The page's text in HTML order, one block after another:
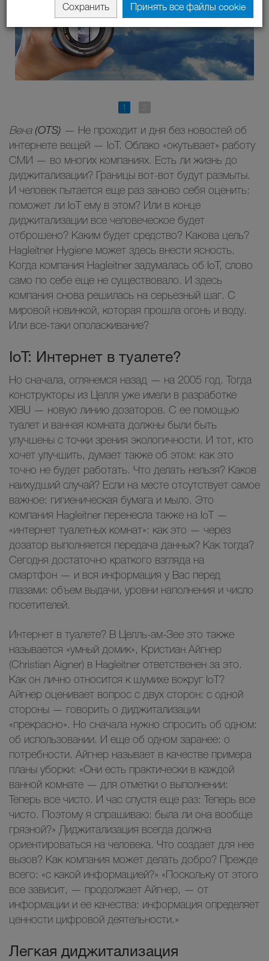
Вена (OTS) — Не проходит и дня без новостей об
интернете вещей — IoT. Облако «окутывает» работу
СМИ — во многих компаниях. Есть ли жизнь до
диджитализации? Границы вот-вот будут размыты.
И человек пытается еще раз заново себя оценить:
поможет ли IoT ему в этом? Или в конце
диджитализации все человеческое будет
отброшено? Каким будет средство? Какова цель?
Hagleitner Hygiene может здесь внести ясность.
Когда компания Hagleitner задумалась об IoT, слово
само по себе еще не существовало. И здесь
компания снова решилась на серьезный шаг. С
мировой новинкой, которая прошла огонь и воду.
Или все-таки ополаскивание?
IoT: Интернет в туалете?
Но сначала, оглянемся назад — на 2005 год. Тогда
конструкторы из Целля уже имели в разработке
XIBU — новую линию дозаторов. С ее помощью
туалет и ванная комната должны были быть
улучшены с точки зрения экологичности. И тот, кто
хочет улучшить, думает также об этом: как это
точно не будет работать. Что делать нельзя? Каков
наихудший случай? Если на месте отсутствует самое
важное: гигиеническая бумага и мыло. Это
компания Hagleitner перенесла также на IoT —
«интернет туалетных комнат»: как это — через
дозатор выполняется передача данных? Как тогда?
Сегодня достаточно краткого взгляда на
смартфон — и вся информация у Вас перед
глазами: объем выдачи, уровни наполнения и число
посетителей.
Интернет в туалете? В Целль-ам-Зее это также
называется «умный домик», Кристиан Айгнер
(Christian Aigner) в Hagleitner ответственен за это.
Как он лично относится к шумихе вокруг IoT?
Айгнер оценивает вопрос с двух сторон: с одной
стороны — говорить о диджитализации
«прекрасно». Но сначала нужно спросить об одном:
об использовании. И еще об одном заранее: о
потребности. Айгнер называет в качестве примера
планы уборки: «Они есть практически в каждой
ванной комнате — для отметки о выполнении:
Теперь все чисто. И час спустя еще раз: Теперь все
чисто. Поэтому я спрашиваю: была ли она вообще
грязной?» Диджитализация всегда должна
ориентироваться на человека. Что создает для нее
вызов? Как компания может делать добро? Прежде
всего: «с какой информацией?» «Поскольку от этого
все зависит, — продолжает Айгнер, — от
информации и ее качества: информация определяет
ценности цифровой деятельности.»
Легкая диджитализация
Сохранить Принять все файлы cookie